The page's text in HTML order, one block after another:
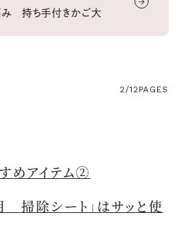
持ち手付きかご大
2/12 PAGES
めアイテム②
掃除シート」はサッと使